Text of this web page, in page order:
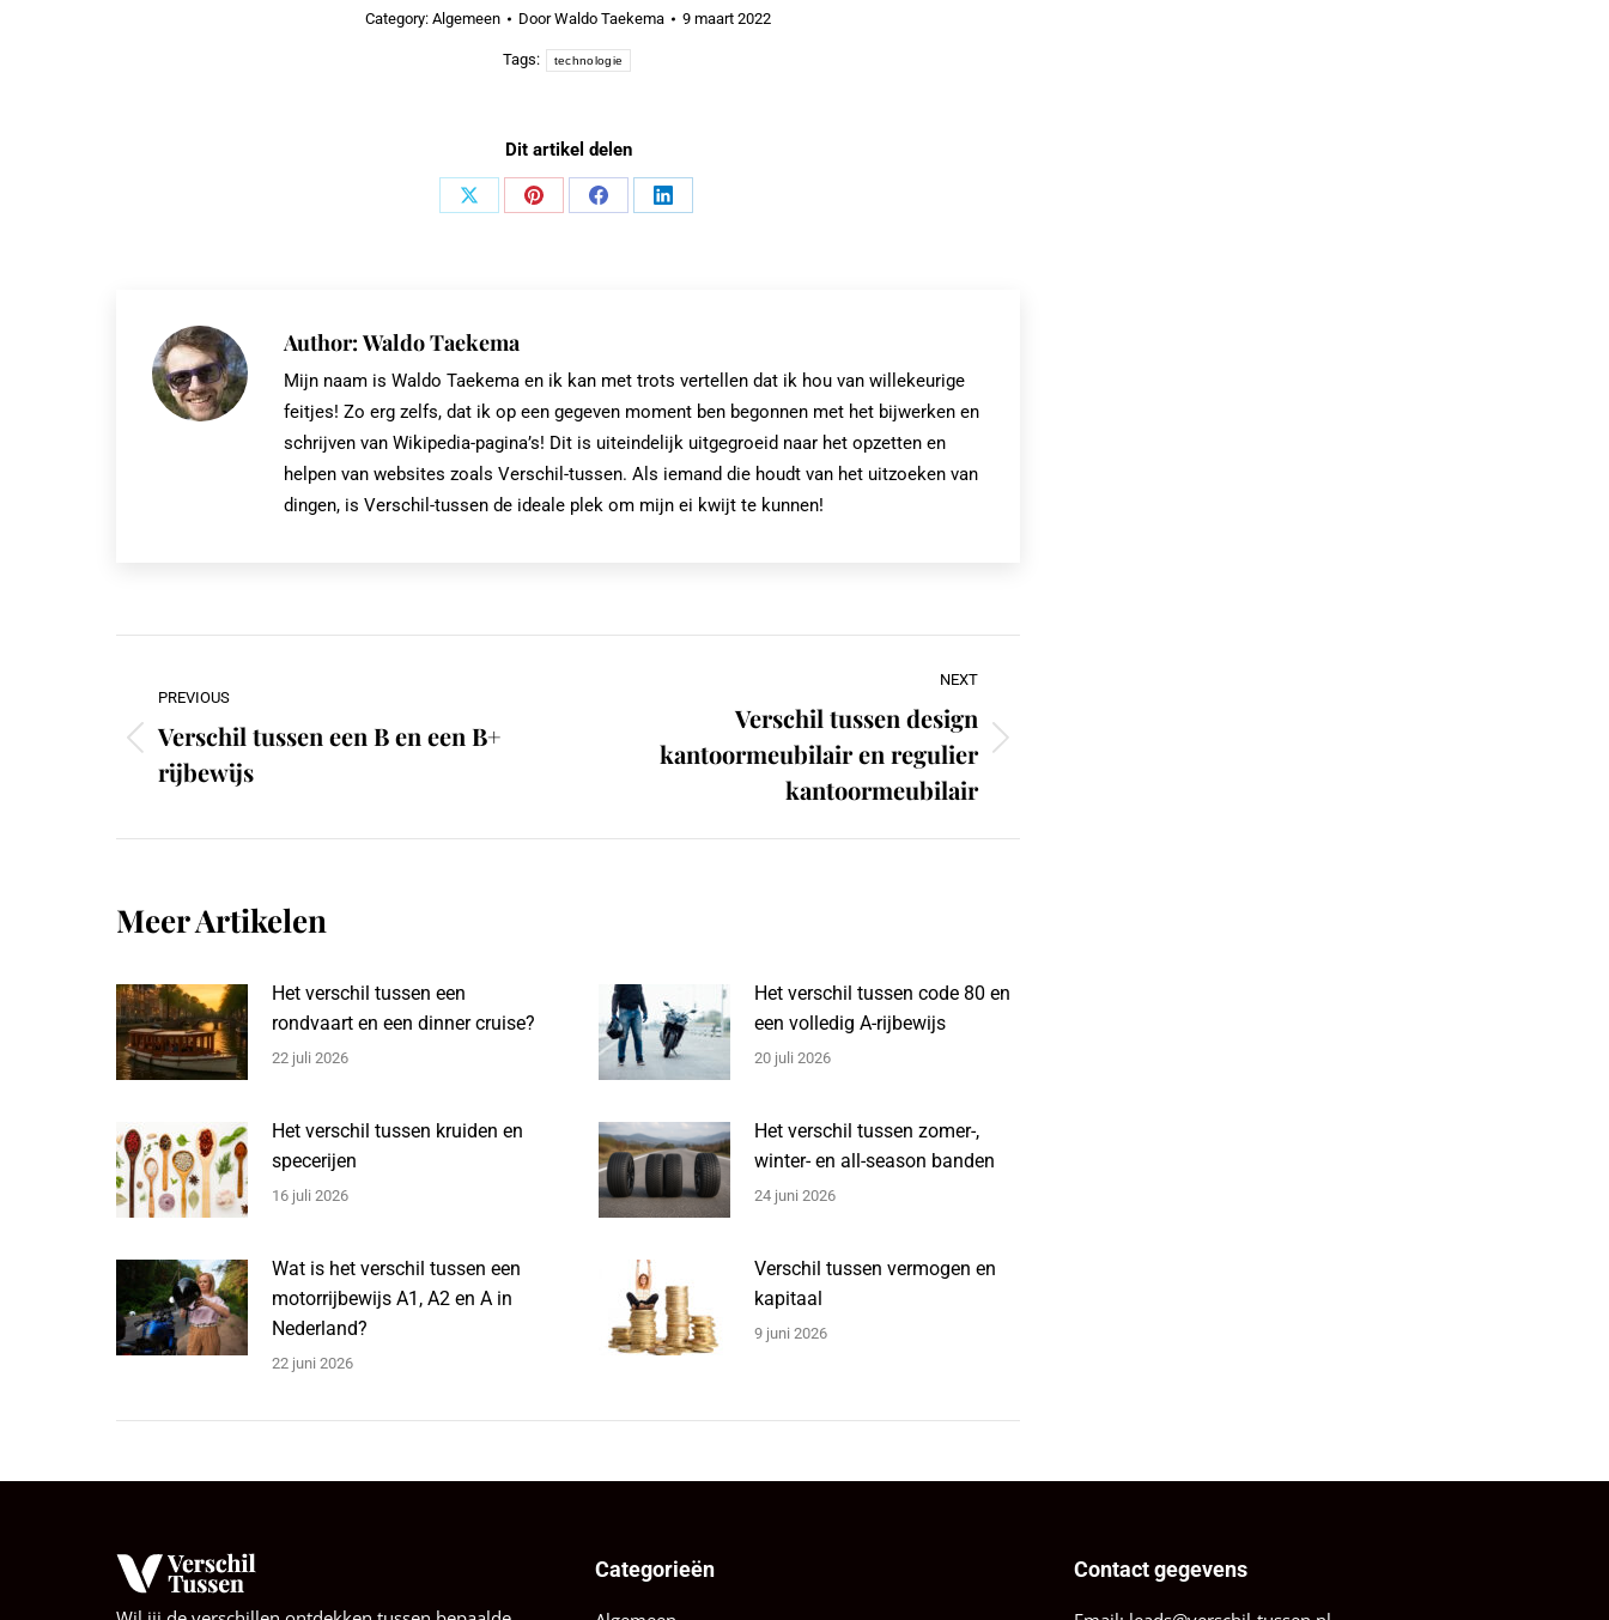
Category: Algemeen DoorWaldo Taekema 9 maart 2022
Tags: technologie
Dit artikel delen
Share
Share
Share
Share
Author: Waldo Taekema
Mijn naam is Waldo Taekema en ik kan met trots vertellen dat ik hou van willekeurige
feitjes! Zo erg zelfs, dat ik op een gegeven moment ben begonnen met het bijwerken en
schrijven van Wikipedia-pagina’s! Dit is uiteindelijk uitgegroeid naar het opzetten en
helpen van websites zoals Verschil-tussen. Als iemand die houdt van het uitzoeken van
dingen, is Verschil-tussen de ideale plek om mijn ei kwijt te kunnen!
navigation
PREVIOUS
Previous
post:
Verschil tussen een B en een B+
rijbewijs
NEXT
Verschil tussen design
kantoormeubilair en regulier
kantoormeubilair
Meer Artikelen
Het verschil tussen een
rondvaart en een dinner cruise?
22 juli 2026
Het verschil tussen code 80 en
een volledig A-rijbewijs
20 juli 2026
Het verschil tussen kruiden en
specerijen
16 juli 2026
Het verschil tussen zomer-,
winter- en all-season banden
24 juni 2026
Wat is het verschil tussen een
motorrijbewijs A1, A2 en A in
Nederland?
22 juni 2026
Verschil tussen vermogen en
kapitaal
9 juni 2026
Categorieën Contact gegevens